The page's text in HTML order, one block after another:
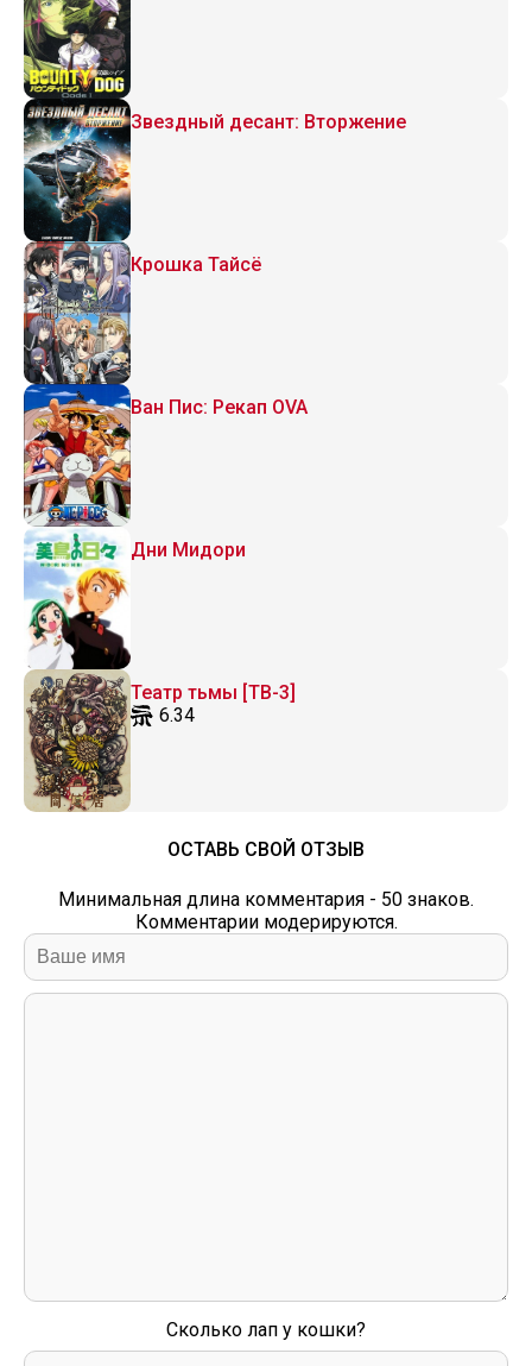
Звездный десант: Вторжение
Крошка Тайсё
Ван Пис: Рекап OVA
Дни Мидори
Театр тьмы [ТВ-3]
6.34
ОСТАВЬ СВОЙ ОТЗЫВ
Минимальная длина комментария - 50 знаков.
Комментарии модерируются.
Сколько лап у кошки?